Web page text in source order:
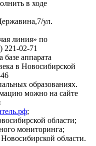
в ходе
ул.
линия» по
221-02-71
базе аппарата
в Новосибирской
образованиях.
можно на сайте
;
области;
мониторинга;
области.